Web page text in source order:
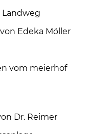
Landweg
Edeka Möller
vom meierhof
Dr. Reimer